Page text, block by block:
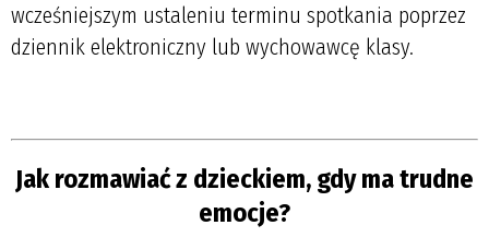
wcześniejszym ustaleniu terminu spotkania poprzez
dziennik elektroniczny lub wychowawcę klasy.
Jak rozmawiać z dzieckiem, gdy ma trudne
emocje?